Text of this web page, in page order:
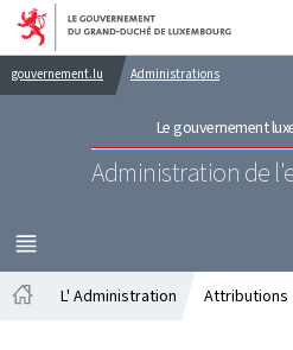
Aller au menu
Aller au
gouvernement.lu Administrations
Le gouvernement
Administration de
MENU
PRINCIPAL
L' Administration Attributions